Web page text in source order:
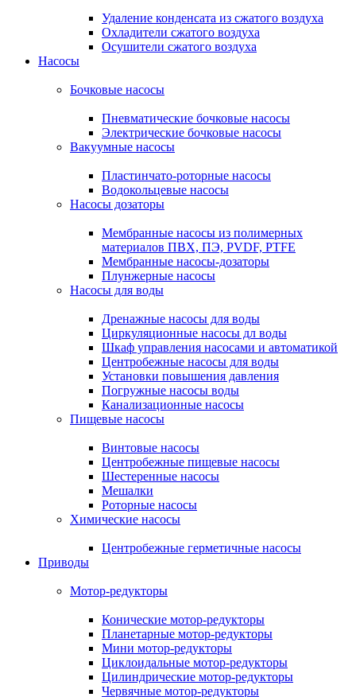
Удаление конденсата из сжатого воздуха
Охладители сжатого воздуха
Осушители сжатого воздуха
Насосы
Бочковые насосы
Пневматические бочковые насосы
Электрические бочковые насосы
Вакуумные насосы
Пластинчато-роторные насосы
Водокольцевые насосы
Насосы дозаторы
Мембранные насосы из полимерных
материалов ПВХ, ПЭ, PVDF, PTFE
Мембранные насосы-дозаторы
Плунжерные насосы
Насосы для воды
Дренажные насосы для воды
Циркуляционные насосы дл воды
Шкаф управления насосами и автоматикой
Центробежные насосы для воды
Установки повышения давления
Погружные насосы воды
Канализационные насосы
Пищевые насосы
Винтовые насосы
Центробежные пищевые насосы
Шестеренные насосы
Мешалки
Роторные насосы
Химические насосы
Центробежные герметичные насосы
Приводы
Мотор-редукторы
Конические мотор-редукторы
Планетарные мотор-редукторы
Мини мотор-редукторы
Циклоидальные мотор-редукторы
Цилиндрические мотор-редукторы
Червячные мотор-редукторы